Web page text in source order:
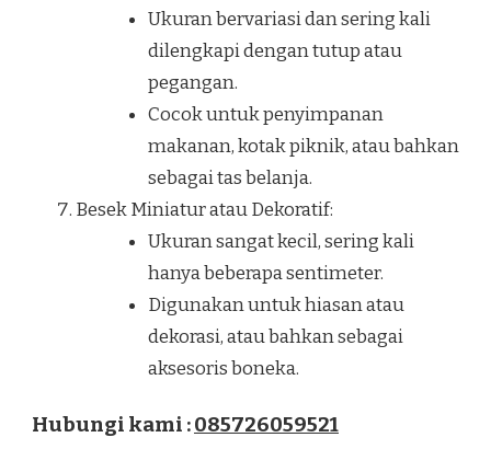
Ukuran bervariasi dan sering kali
dilengkapi dengan tutup atau
pegangan.
Cocok untuk penyimpanan
makanan, kotak piknik, atau bahkan
sebagai tas belanja.
Besek Miniatur atau Dekoratif:
Ukuran sangat kecil, sering kali
hanya beberapa sentimeter.
Digunakan untuk hiasan atau
dekorasi, atau bahkan sebagai
aksesoris boneka.
Hubungi kami :085726059521